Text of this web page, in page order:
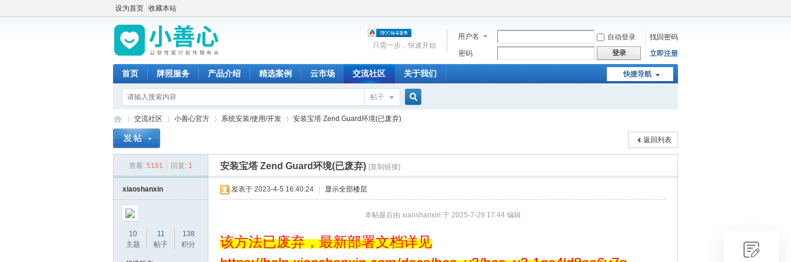
设为首页 收藏本站
用户名 自动登录
找回密码
密码
登录 立即注册
只需一步，快速开始
快捷导航
首页 牌照服务 产品介绍 精选案例 云市场 交流社区 关于我们
帖子
交流社区 小善心官方 系统安装/使用/开发
›
安装宝塔 Zend Guard环境(已废弃)
返回列表
查看: 5191 回复: 1 安装宝塔 Zend Guard环境(已废弃) [复制链接]
xiaoshanxin
10
主题
11
帖子
138
积分
发表于 2023-4-5 16:40:24 显示全部楼层
本帖最后由 xiaoshanxin 于 2025-7-29 17:44 编辑
该方法已废弃，最新部署文档详见